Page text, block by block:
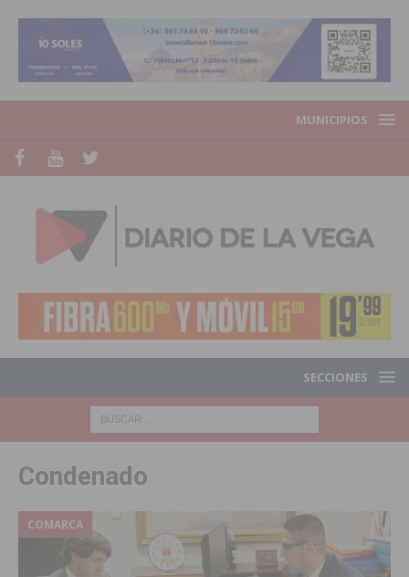
MUNICIPIOS
SECCIONES
Condenado
COMARCA